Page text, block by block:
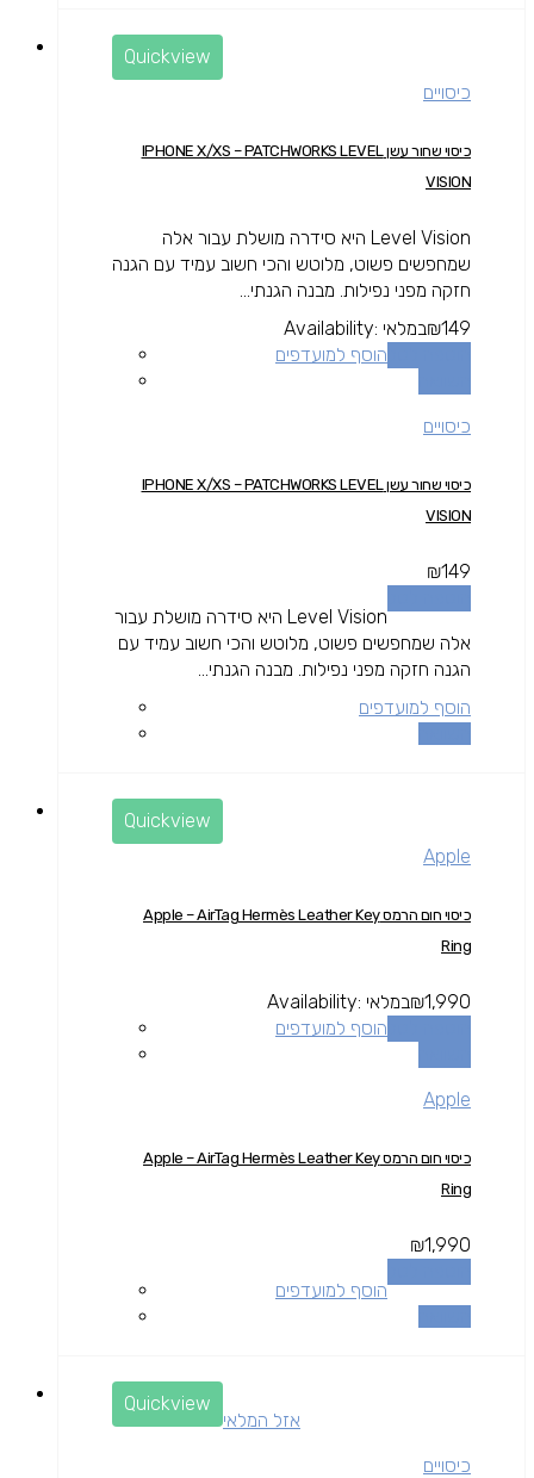
Quickview
כיסויים
כיסוי שחור עשן IPHONE X/XS – PATCHWORKS LEVEL
VISION
Level Vision היא סידרה מושלת עבור אלה
שמחפשים פשוט, מלוטש והכי חשוב עמיד עם הגנה
חזקה מפני נפילות. מבנה הגנתי...
₪149
Availability: במלאי
הוסף למועדפים
כיסויים
כיסוי שחור עשן IPHONE X/XS – PATCHWORKS LEVEL
VISION
₪149
Level Vision היא סידרה מושלת עבור
אלה שמחפשים פשוט, מלוטש והכי חשוב עמיד עם
הגנה חזקה מפני נפילות. מבנה הגנתי...
הוסף למועדפים
Quickview
Apple
כיסוי חום הרמס Apple – AirTag Hermès Leather Key
Ring
₪1,990
Availability: במלאי
הוסף למועדפים
Apple
כיסוי חום הרמס Apple – AirTag Hermès Leather Key
Ring
₪1,990
הוסף למועדפים
Quickview
אזל המלאי
כיסויים